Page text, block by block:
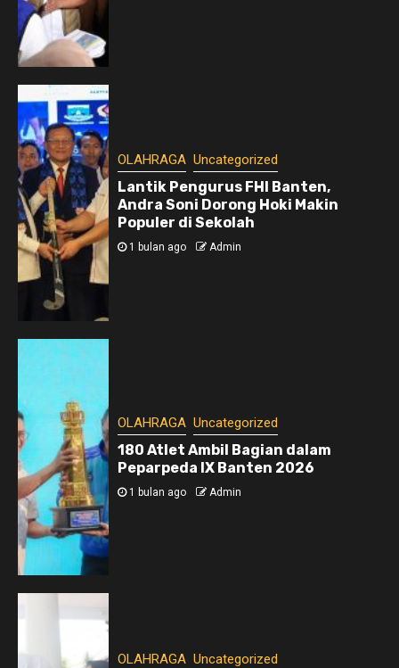
OLAHRAGA Uncategorized
Lantik Pengurus FHI Banten,
Andra Soni Dorong Hoki Makin
Populer di Sekolah
1 bulan ago Admin
OLAHRAGA Uncategorized
180 Atlet Ambil Bagian dalam
Peparpeda IX Banten 2026
1 bulan ago Admin
OLAHRAGA Uncategorized